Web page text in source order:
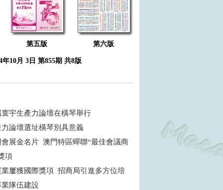
第五版 第六版
年10月 3日 第855期 共8版
宇生產力論壇在橫琴舉行
論壇選址橫琴別具意義
展金名片 澳門特區蟬聯“最佳會議商
項
業屢獲國際獎項 招商局引進多方位培
隊伍建設